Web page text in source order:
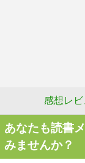
感想レビ
あなたも読書
みませんか？